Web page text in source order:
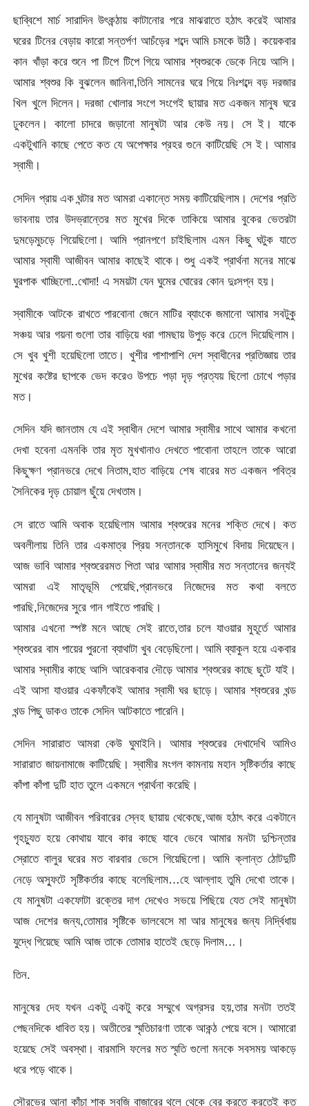
ছাব্বিশে মার্চ সারাদিন উৎকন্ঠায় কাটানোর পরে মাঝরাতে হঠাৎ করেই আমার
ঘরের টিনের বেড়ায় কারো সন্তর্পণ আচঁড়ের শব্দে আমি চমকে উঠি। কয়েকবার
কান খাঁড়া করে শুনে পা টিপে টিপে গিয়ে আমার শ্বশুরকে ডেকে নিয়ে আসি।
আমার শ্বশুর কি বুঝলেন জানিনা,তিনি সামনের ঘরে গিয়ে নিঃশব্দে বড় দরজার
খিল খুলে দিলেন। দরজা খোলার সংগে সংগেই ছায়ার মত একজন মানুষ ঘরে
ঢুকলেন। কালো চাদরে জড়ানো মানুষটা আর কেউ নয়। সে ই। যাকে
একটুখানি কাছে পেতে কত যে অপেক্ষার প্রহর গুনে কাটিয়েছি সে ই। আমার
স্বামী।
সেদিন প্রায় এক ঘন্টার মত আমরা একান্তে সময় কাটিয়েছিলাম। দেশের প্রতি
ভাবনায় তার উদভ্রান্তের মত মুখের দিকে তাকিয়ে আমার বুকের ভেতরটা
দুমড়েমুচড়ে গিয়েছিলো। আমি প্রানপণে চাইছিলাম এমন কিছু ঘটুক যাতে
আমার স্বামী আজীবন আমার কাছেই থাকে। শুধু একই প্রার্থনা মনের মাঝে
ঘুরপাক খাচ্ছিলো..খোদা! এ সময়টা যেন ঘুমের ঘোরের কোন দুঃসপ্ন হয়।
স্বামীকে আটকে রাখতে পারবোনা জেনে মাটির ব্যাংকে জমানো আমার সবটুকু
সঞ্চয় আর গয়না গুলো তার বাড়িয়ে ধরা গামছায় উপুড় করে ঢেলে দিয়েছিলাম।
সে খুব খুশী হয়েছিলো তাতে। খুশীর পাশাপাশি দেশ স্বাধীনের প্রতিজ্ঞায় তার
মুখের কষ্টের ছাপকে ভেদ করেও উপচে পড়া দৃড় প্রত্যয় ছিলো চোখে পড়ার
মত।
সেদিন যদি জানতাম যে এই স্বাধীন দেশে আমার স্বামীর সাথে আমার কখনো
দেখা হবেনা এমনকি তার মৃত মুখখানাও দেখতে পাবোনা তাহলে তাকে আরো
কিছুক্ষণ প্রানভরে দেখে নিতাম,হাত বাড়িয়ে শেষ বারের মত একজন পবিত্র
সৈনিকের দৃড় চোয়াল ছুঁয়ে দেখতাম।
সে রাতে আমি অবাক হয়েছিলাম আমার শ্বশুরের মনের শক্তি দেখে। কত
অবলীলায় তিনি তার একমাত্র প্রিয় সন্তানকে হাসিমুখে বিদায় দিয়েছেন।
আজ ভাবি আমার শ্বশুরেরমত পিতা আর আমার স্বামীর মত সন্তানের জন্যই
আমরা এই মাতৃভূমি পেয়েছি,প্রানভরে নিজেদের মত কথা বলতে
পারছি,নিজেদের সুরে গান গাইতে পারছি।
আমার এখনো স্পষ্ট মনে আছে সেই রাতে,তার চলে যাওয়ার মুহূর্তে আমার
শ্বশুরের বাম পায়ের পুরনো ব্যাথাটা খুব বেড়েছিলো। আমি ব্যাকুল হয়ে একবার
আমার স্বামীর কাছে আসি আরেকবার দৌড়ে আমার শ্বশুরের কাছে ছুটে যাই।
এই আসা যাওয়ার একফাঁকেই আমার স্বামী ঘর ছাড়ে। আমার শ্বশুরের খন্ড
খন্ড পিছু ডাকও তাকে সেদিন আটকাতে পারেনি।
সেদিন সারারাত আমরা কেউ ঘুমাইনি। আমার শ্বশুরের দেখাদেখি আমিও
সারারাত জায়নামাজে কাটিয়েছি। স্বামীর মংগল কামনায় মহান সৃষ্টিকর্তার কাছে
কাঁপা কাঁপা দুটি হাত তুলে একমনে প্রার্থনা করেছি।
যে মানুষটা আজীবন পরিবারের স্নেহ ছায়ায় থেকেছে,আজ হঠাৎ করে একটানে
গৃহচ্যুত হয়ে কোথায় যাবে কার কাছে যাবে ভেবে আমার মনটা দুশ্চিন্তার
স্রোতে বালুর ঘরের মত বারবার ভেসে গিয়েছিলো। আমি ক্লান্ত ঠোটদুটি
নেড়ে অস্ফুটে সৃষ্টিকর্তার কাছে বলেছিলাম…হে আল্লাহ তুমি দেখো তাকে।
যে মানুষটা একফোটা রক্তের দাগ দেখেও সভয়ে পিছিয়ে যেত সেই মানুষটা
আজ দেশের জন্য,তোমার সৃষ্টিকে ভালবেসে মা আর মানুষের জন্য নির্দ্বিধায়
যুদ্ধে গিয়েছে আমি আজ তাকে তোমার হাতেই ছেড়ে দিলাম…।
তিন.
মানুষের দেহ যখন একটু একটু করে সম্মুখে অগ্রসর হয়,তার মনটা ততই
পেছনদিকে ধাবিত হয়। অতীতের স্মৃতিচারণা তাকে আকন্ঠ পেয়ে বসে। আমারো
হয়েছে সেই অবস্থা। বারমাসি ফলের মত স্মৃতি গুলো মনকে সবসময় আকড়ে
ধরে পড়ে থাকে।
সৌরভের আনা কাঁচা শাক সবজি বাজারের থলে থেকে বের করতে করতেই কত